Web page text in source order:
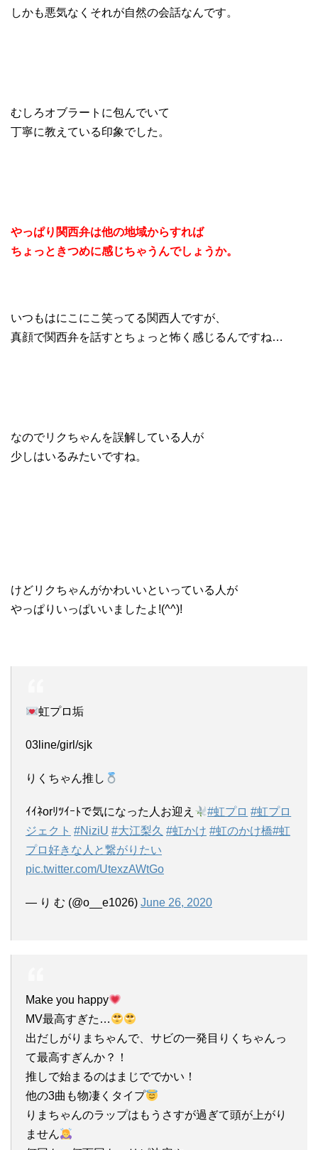
しかも悪気なくそれが自然の会話なんです。
むしろオブラートに包んでいて
丁寧に教えている印象でした。
やっぱり関西弁は他の地域からすれば
ちょっときつめに感じちゃうんでしょうか。
いつもはにこにこ笑ってる関西人ですが、
真顔で関西弁を話すとちょっと怖く感じるんですね…
なのでリクちゃんを誤解している人が
少しはいるみたいですね。
けどリクちゃんがかわいいといっている人が
やっぱりいっぱいいましたよ!(^^)!
虹プロ垢
03line/girl/sjk
りくちゃん推し
ｲｲﾈorﾘﾂｲｰﾄで気になった人お迎え #虹プロ #虹プロ
ジェクト #NiziU #大江梨久 #虹かけ #虹のかけ橋#虹
プロ好きな人と繋がりたい
pic.twitter.com/UtexzAWtGo
— り む (@o__e1026) June 26, 2020
Make you happy
MV最高すぎた…
出だしがりまちゃんで、サビの一発目りくちゃんっ
て最高すぎんか？！
推しで始まるのはまじででかい！
他の3曲も物凄くタイプ
りまちゃんのラップはもうさすが過ぎて頭が上がり
ません